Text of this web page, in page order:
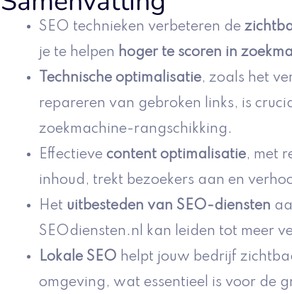
SEO technieken verbeteren de
je te helpen hoger te scoren in
Technische optimalisatie, zoals het
repareren van gebroken links, is
zoekmachine-rangschikking.
Effectieve content optimalisatie, met
inhoud, trekt bezoekers aan en
Het uitbesteden van SEO-diensten
SEOdiensten.nl kan leiden tot meer
Lokale SEO helpt jouw bedrijf
omgeving, wat essentieel is voor de